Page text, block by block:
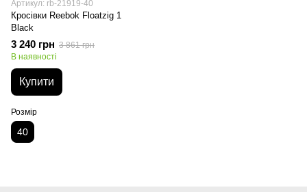
Артикул: rb-21919-40
Кросівки Reebok Floatzig 1
Black
3 240 грн 3 861 грн
В наявності
Купити
Розмір
40